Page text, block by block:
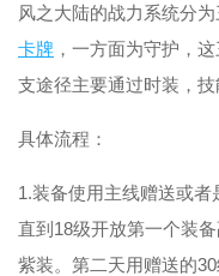
风之大陆的战力系统分
卡牌 ，一方面为守护，
支途径主要通过时装，技
具体流程：
1.装备使用主线赠送或者
直到18级开放第一个装
紫装。第二天用赠送的30